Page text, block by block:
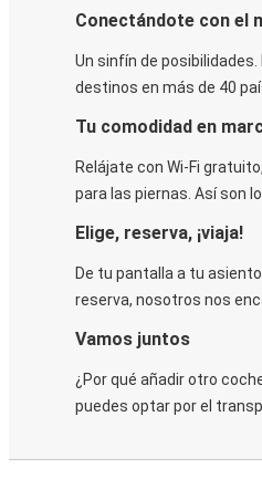
Conectándote con el
Un sinfín de
destinos en más de 40
Tu comodidad en
Relájate con Wi-Fi
para las piernas. Así son
Elige, reserva, ¡viaja!
De tu pantalla a tu
reserva, nosotros nos
Vamos juntos
¿Por qué añadir otro
puedes optar por el